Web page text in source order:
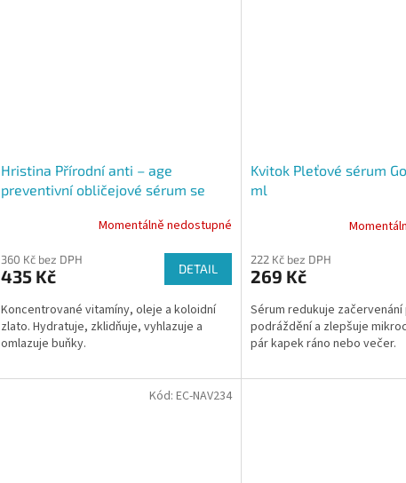
Hristina Přírodní anti – age
preventivní obličejové sérum se
Momentálně nedostupné
360 Kč bez DPH
435 Kč DETAIL
Koncentrované vitamíny, oleje a koloidní
zlato. Hydratuje, zklidňuje, vyhlazuje a
omlazuje buňky.
Kvitok Pleťové sérum
ml
222 Kč bez DPH
269 Kč
Sérum redukuje
podráždění a zlepšuje
pár kapek ráno nebo večer.
Kód: EC-NAV234